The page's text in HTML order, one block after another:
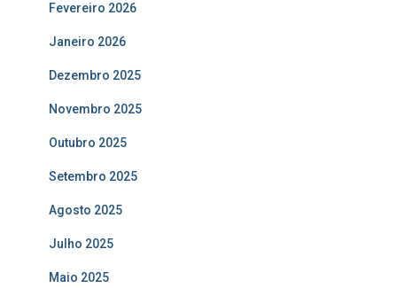
Fevereiro 2026
Janeiro 2026
Dezembro 2025
Novembro 2025
Outubro 2025
Setembro 2025
Agosto 2025
Julho 2025
Maio 2025